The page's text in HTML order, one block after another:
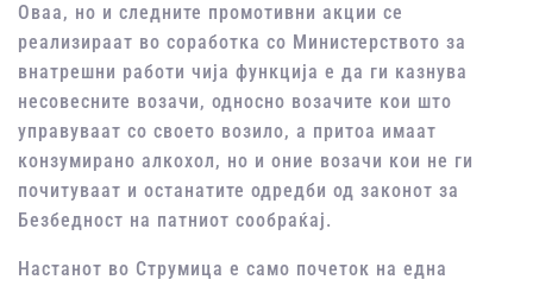
Оваа, но и следните промотивни акции се
реализираат во соработка со Министерството за
внатрешни работи чија функција е да ги казнува
несовесните возачи, односно возачите кои што
управуваат со своето возило, а притоа имаат
конзумирано алкохол, но и оние возачи кои не ги
почитуваат и останатите одредби од законот за
Безбедност на патниот сообраќај.
Настанот во Струмица е само почеток на една